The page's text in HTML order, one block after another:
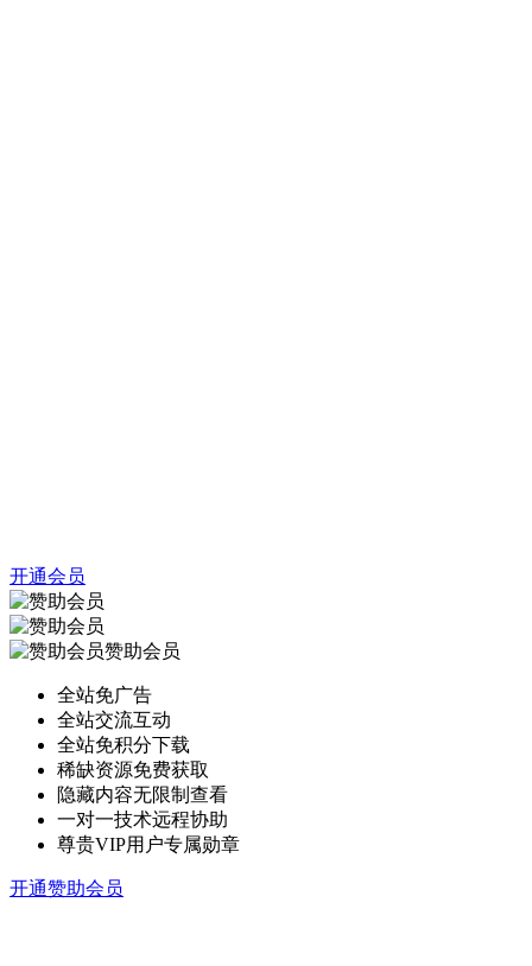
开通会员
赞助会员
全站免广告
全站交流互动
全站免积分下载
稀缺资源免费获取
隐藏内容无限制查看
一对一技术远程协助
尊贵VIP用户专属勋章
开通赞助会员